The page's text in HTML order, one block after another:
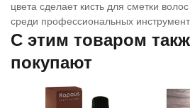
цвета сделает кисть для сметки
среди профессиональных
C этим товаром
покупают